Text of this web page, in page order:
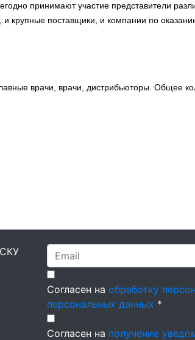
принимают участие представители
крупные поставщики, и компании по
врачи, врачи, дистрибьюторы. Общее
Согласен на обработку
персональных данных *
Согласен на получение